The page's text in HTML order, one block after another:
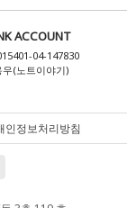
ACCOUNT
04-147830
우(노트이야기)
인정보처리방침